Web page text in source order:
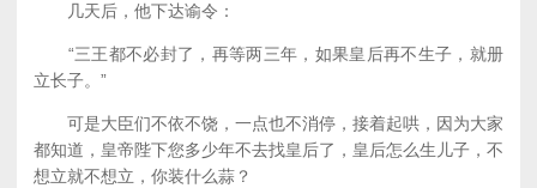
几天后，他下达谕令：
“三王都不必封了，再等两三年，如果皇后再不生子，就册
立长子。”
可是大臣们不依不饶，一点也不消停，接着起哄，因为大家
都知道，皇帝陛下您多少年不去找皇后了，皇后怎么生儿子，不
想立就不想立，你装什么蒜？